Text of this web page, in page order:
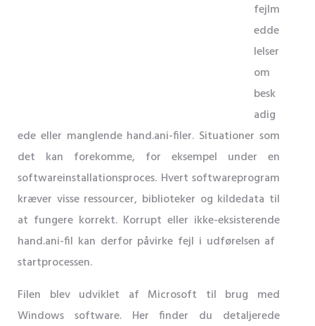
fejlm
edde
lelser
om
besk
adig
ede eller manglende hand.ani-filer. Situationer som
det kan forekomme, for eksempel under en
softwareinstallationsproces. Hvert softwareprogram
kræver visse ressourcer, biblioteker og kildedata til
at fungere korrekt. Korrupt eller ikke-eksisterende
hand.ani-fil kan derfor påvirke fejl i udførelsen af ​​
startprocessen.
Filen blev udviklet af Microsoft til brug med
Windows software. Her finder du detaljerede